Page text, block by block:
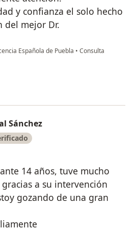
y confianza el solo hecho
del mejor Dr.
Española de Puebla • Consulta
Herrera
Sánchez
14 años, tuve mucho
a su intervención
gozando de una gran